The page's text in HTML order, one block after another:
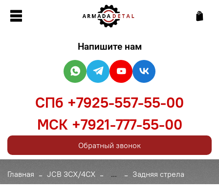
Главная JCB 3CX/4CX ... Задняя стрела
Напишите нам
СПб +7925-557-55-00
МСК +7921-777-55-00
Обратный звонок